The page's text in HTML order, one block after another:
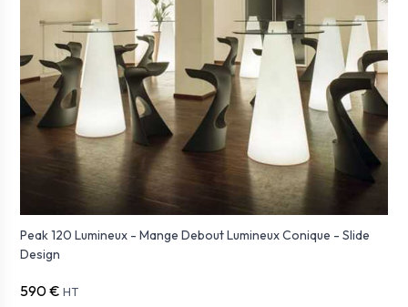
Peak 120 Lumineux - Mange Debout Lumineux Conique - Slide
Design
590 € HT